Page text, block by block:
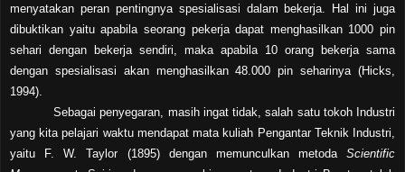
menyatakan peran pentingnya spesialisasi dalam bekerja. Hal ini juga
dibuktikan yaitu apabila seorang pekerja dapat menghasilkan 1000 pin
sehari dengan bekerja sendiri, maka apabila 10 orang bekerja sama
dengan spesialisasi akan menghasilkan 48.000 pin seharinya (Hicks,
1994).
Sebagai penyegaran, masih ingat tidak, salah satu tokoh Industri
yang kita pelajari waktu mendapat mata kuliah Pengantar Teknik Industri,
yaitu F. W. Taylor (1895) dengan memunculkan metoda Scientific